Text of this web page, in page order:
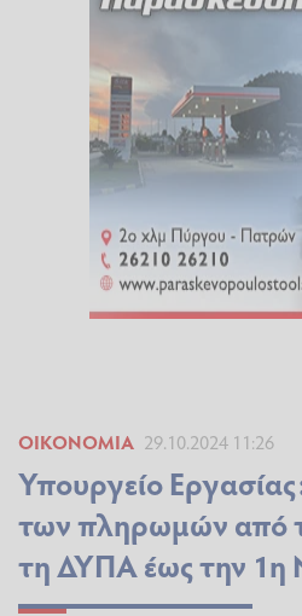
ΟΙΚΟΝΟΜΊΑ 29.10.2024 11:26
Υπουργείο
των πληρωμών από
τη ΔΥΠΑ έως την 1η